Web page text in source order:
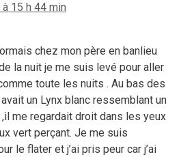
15 h 44 min
chez mon père en banlieu
la nuit je me suis levé pour aller
toute les nuits . Au bas des
un Lynx blanc ressemblant un
me regardait droit dans les yeux
vert perçant. Je me suis
le flater et j’ai pris peur car j’ai